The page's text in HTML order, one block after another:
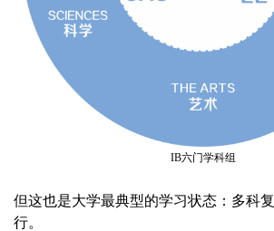
IB六门学科组
但这也是大学最典型的学习状态：多科
行。